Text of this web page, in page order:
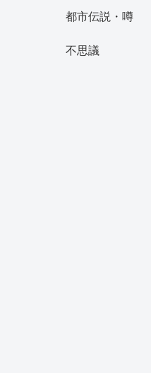
都市伝説・噂
不思議